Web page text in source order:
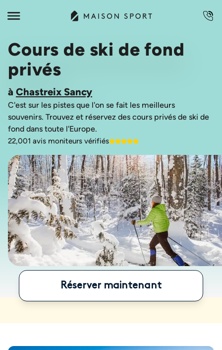
Cours de ski de fond
privés
à Chastreix Sancy
C'est sur les pistes que l'on se fait les meilleurs
souvenirs. Trouvez et réservez des cours privés de ski de
22,001 avis moniteurs vérifiés
Réserver maintenant